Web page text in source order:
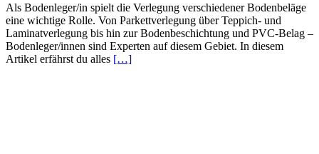
Als Bodenleger/in spielt die Verlegung verschiedener Bodenbeläge
eine wichtige Rolle. Von Parkettverlegung über Teppich- und
Laminatverlegung bis hin zur Bodenbeschichtung und PVC-Belag –
Bodenleger/innen sind Experten auf diesem Gebiet. In diesem
Artikel erfährst du alles […]